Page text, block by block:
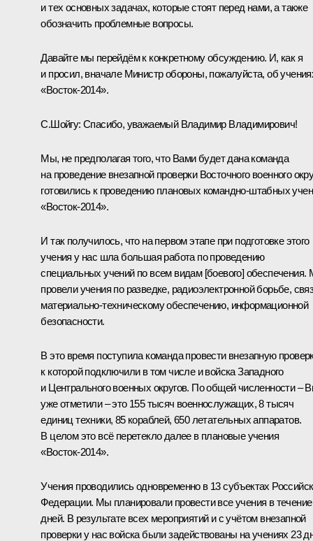
и тех основных задачах, которые стоят перед нами, а также
обозначить проблемные вопросы.
Давайте мы перейдём к конкретному обсуждению. И, как я
и просил, вначале Министр обороны, пожалуйста, об
«Восток-2014».
С.Шойгу: Спасибо, уважаемый Владимир Владимирович!
Мы, не предполагая того, что Вами будет дана команда
на проведение внезапной проверки Восточного военного
готовились к проведению плановых командно-штабных
«Восток-2014».
И так получилось, что на первом этапе при подготовке этого
учения у нас шла большая работа по проведению
специальных учений по всем видам [боевого]
провели учения по разведке, радиоэлектронной борьбе,
материально-техническому обеспечению, информационной
безопасности.
В это время поступила команда провести внезапную
к которой подключили в том числе и войска Западного
и Центрального военных округов. По общей численности –
уже отметили – это 155 тысяч военнослужащих, 8 тысяч
единиц техники, 85 кораблей, 650 летательных аппаратов.
В целом это всё перетекло далее в плановые учения
«Восток-2014».
Учения проводились одновременно в 13 субъектах
Федерации. Мы планировали провести все учения в
дней. В результате всех мероприятий и с учётом внезапной
проверки у нас войска были задействованы на учениях 23